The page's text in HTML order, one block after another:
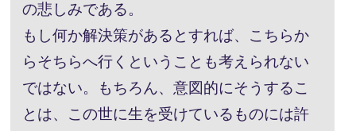
の悲しみである。
もし何か解決策があるとすれば、こちらか
らそちらへ行くということも考えられない
ではない。もちろん、意図的にそうするこ
とは、この世に生を受けているものには許